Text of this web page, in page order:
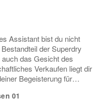
Assistant bist du nicht
der Superdry
das Gesicht des
Verkaufen liegt dir
Begeisterung für
du gemeinsam
01